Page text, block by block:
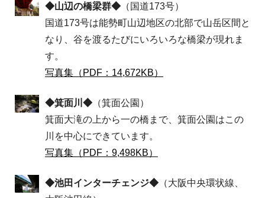
◆山辺の橋梁群◆ （国道173号）
国道173号は能勢町山辺地区の北部で山岳区間と
なり、谷を渡るたびにいろいろな橋梁が現れま
す。
写真集（PDF：14,672KB）
◆箕面川◆ （箕面公園）
箕面大滝の上から一の橋まで、箕面公園はこの
川を中心にできています。
写真集（PDF：9,498KB）
◆池田インターチェンジ◆ （大阪中央環状線、